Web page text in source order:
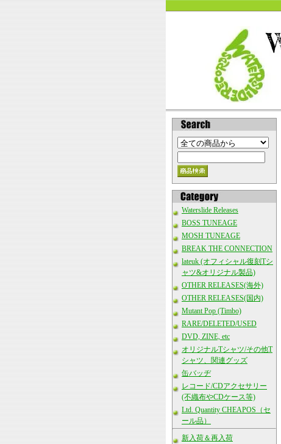
Waterslide Releases
BOSS TUNEAGE
MOSH TUNEAGE
BREAK THE CONNECTION
lateuk (オフィシャル復刻Tシ
ャツ&オリジナル製品)
OTHER RELEASES(海外)
OTHER RELEASES(国内)
Mutant Pop (Timbo)
RARE/DELETED/USED
DVD, ZINE, etc
オリジナルTシャツ/その他T
シャツ、関連グッズ
缶バッヂ
レコード/CDアクセサリー
(不織布やCDケース等)
Ltd. Quantity CHEAPOS（セ
ール品）
新入荷＆再入荷